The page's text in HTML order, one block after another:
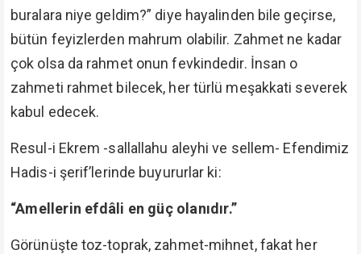
buralara niye geldim?” diye hayalinden bile geçirse,
bütün feyizlerden mahrum olabilir. Zahmet ne kadar
çok olsa da rahmet onun fevkindedir. İnsan o
zahmeti rahmet bilecek, her türlü meşakkati severek
kabul edecek.
Resul-i Ekrem -sallallahu aleyhi ve sellem- Efendimiz
Hadis-i şerif’lerinde buyururlar ki:
“Amellerin efdâli en güç olanıdır.”
Görünüşte toz-toprak, zahmet-mihnet, fakat her